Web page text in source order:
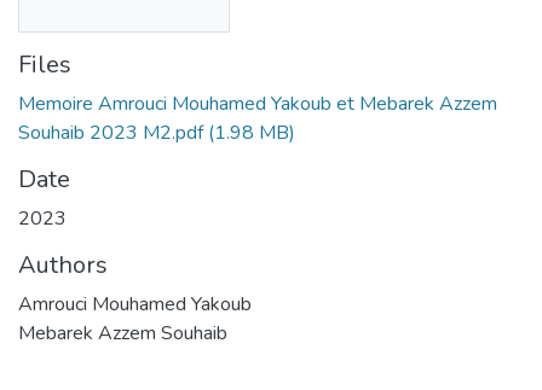
Files
Memoire Amrouci Mouhamed Yakoub et Mebarek Azzem
Souhaib 2023 M2.pdf (1.98 MB)
Date
2023
Authors
Amrouci Mouhamed Yakoub
Mebarek Azzem Souhaib